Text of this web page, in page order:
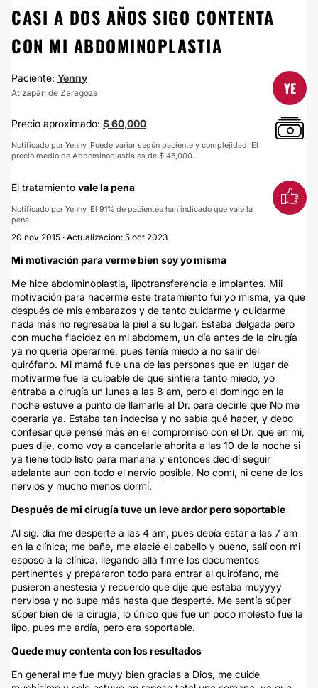
CASI A DOS AÑOS SIGO CONTENTA
CON MI ABDOMINOPLASTIA
Paciente: Yenny
Atizapán de Zaragoza YE
Precio aproximado: $ 60,000
Notificado por Yenny. Puede variar según paciente y complejidad. El
precio medio de Abdominoplastia es de $ 45,000.
El tratamiento vale la pena
Notificado por Yenny. El 91% de pacientes han indicado que vale la
pena.
20 nov 2015 · Actualización: 5 oct 2023
Mi motivación para verme bien soy yo misma
Me hice abdominoplastia, lipotransferencia e implantes. Mii
motivación para hacerme este tratamiento fui yo misma, ya que
después de mis embarazos y de tanto cuidarme y cuidarme
nada más no regresaba la piel a su lugar. Estaba delgada pero
con mucha flacidez en mi abdomem, un día antes de la cirugía
ya no quería operarme, pues tenía miedo a no salir del
quirófano. Mi mamá fue una de las personas que en lugar de
motivarme fue la culpable de que sintiera tanto miedo, yo
entraba a cirugía un lunes a las 8 am, pero el domingo en la
noche estuve a punto de llamarle al Dr. para decirle que No me
operaria ya. Estaba tan indecisa y no sabía qué hacer, y debo
confesar que pensé más en el compromiso con el Dr. que en mi,
pues dije, como voy a cancelarle ahorita a las 10 de la noche si
ya tiene todo listo para mañana y entonces decidí seguir
adelante aun con todo el nervio posible. No comí, ni cene de los
nervios y mucho menos dormí.
Después de mi cirugía tuve un leve ardor pero soportable
Al sig. dia me desperte a las 4 am, pues debía estar a las 7 am
en la clínica; me bañe, me alacié el cabello y bueno, salí con mi
esposo a la clínica. llegando allá firme los documentos
pertinentes y prepararon todo para entrar al quirófano, me
pusieron anestesia y recuerdo que dije que estaba muyyyy
nerviosa y no supe más hasta que desperté. Me sentía súper
súper bien de la cirugía, lo único que fue un poco molesto fue la
lipo, pues me ardía, pero era soportable.
Quede muy contenta con los resultados
En general me fue muyy bien gracias a Dios, me cuide